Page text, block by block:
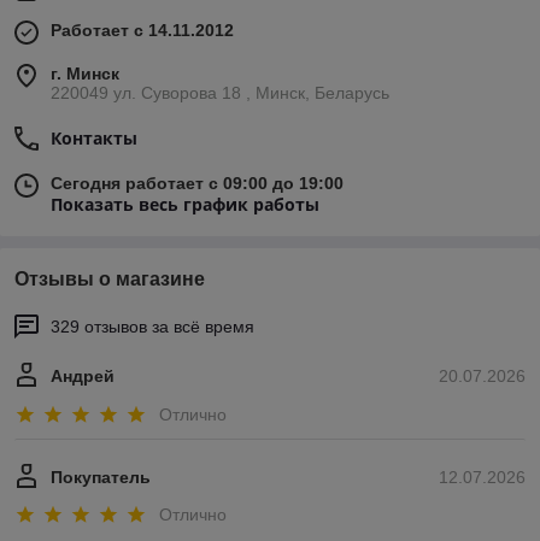
Работает с 14.11.2012
г. Минск
220049 ул. Суворова 18 , Минск, Беларусь
Контакты
Сегодня работает с 09:00 до 19:00
Показать весь график работы
Отзывы о магазине
329 отзывов за всё время
20.07.2026
Андрей
Отлично
12.07.2026
Покупатель
Отлично